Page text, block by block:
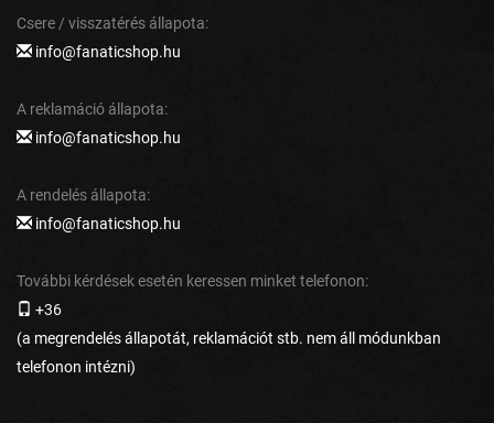
Csere / visszatérés állapota:
info@fanaticshop.hu
A reklamáció állapota:
info@fanaticshop.hu
A rendelés állapota:
info@fanaticshop.hu
További kérdések esetén keressen minket telefonon:
+36
(a megrendelés állapotát, reklamációt stb. nem áll módunkban
telefonon intézni)